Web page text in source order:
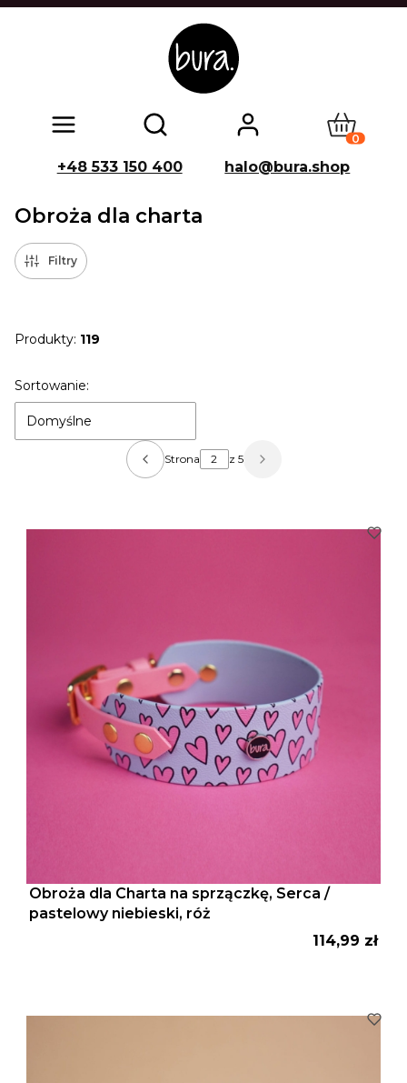
Otwórz wyszukiwarkę Produkty
+48 533 150 400 halo@bura.shop
Obroża dla charta
Filtry
Produkty: 119
Lista produktów
Sortowanie:
Domyślne
Poprzednie produkty
Strona z 5 Następne produkty
Obroża dla Charta na sprzączkę, Serca /
pastelowy niebieski, róż
Cena
114,99 zł